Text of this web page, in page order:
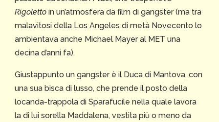
Rigoletto in un’atmosfera da film di gangster (ma tra
malavitosi della Los Angeles di metà Novecento lo
ambientava anche Michael Mayer al MET una
decina d’anni fa).
Giustappunto un gangster è il Duca di Mantova, con
una sua bisca di lusso, che prende il posto della
locanda-trappola di Sparafucile nella quale lavora
la di lui sorella Maddalena, vestita più o meno da